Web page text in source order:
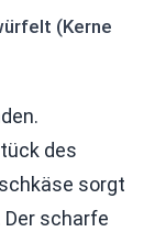
(Kerne
des
sorgt
Der scharfe